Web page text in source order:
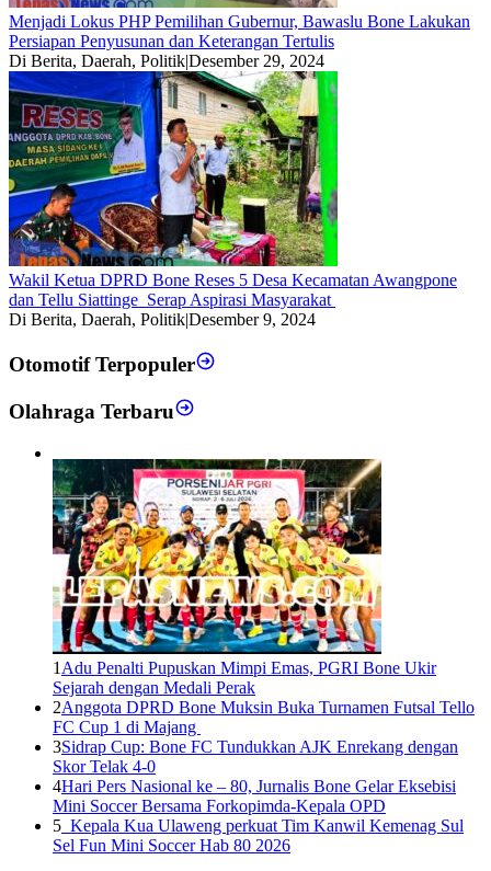
Menjadi Lokus PHP Pemilihan Gubernur, Bawaslu Bone Lakukan
Persiapan Penyusunan dan Keterangan Tertulis
Di Berita, Daerah, Politik|Desember 29, 2024
Wakil Ketua DPRD Bone Reses 5 Desa Kecamatan Awangpone
dan Tellu Siattinge Serap Aspirasi Masyarakat
Di Berita, Daerah, Politik|Desember 9, 2024
Otomotif Terpopuler
Olahraga Terbaru
1 Adu Penalti Pupuskan Mimpi Emas, PGRI Bone Ukir
Sejarah dengan Medali Perak
2Anggota DPRD Bone Muksin Buka Turnamen Futsal Tello
FC Cup 1 di Majang
3Sidrap Cup: Bone FC Tundukkan AJK Enrekang dengan
Skor Telak 4-0
4Hari Pers Nasional ke – 80, Jurnalis Bone Gelar Eksebisi
Mini Soccer Bersama Forkopimda-Kepala OPD
5 Kepala Kua Ulaweng perkuat Tim Kanwil Kemenag Sul
Sel Fun Mini Soccer Hab 80 2026